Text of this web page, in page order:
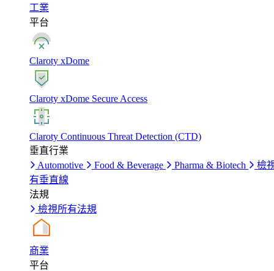
工業
平台
Claroty xDome
Claroty xDome Secure Access
Claroty Continuous Threat Detection (CTD)
垂直行業
Automotive
Food & Beverage Pharma & Biotech
檢
有垂直線
法規
檢視所有法規
商業
平台